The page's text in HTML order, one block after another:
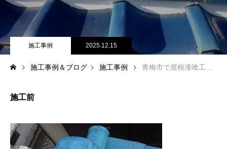
施工事例 RESULTS
お問い合わせからの流れ FLOW
よくある質問 Q＆A
ブログ
協力下請け業者募集
施工事例 2025.12.15
施工事例＆ブログ 施工事例 青梅市で屋根漆喰工事、ワイヤー取付
施工前